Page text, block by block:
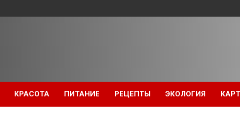
КРАСОТА ПИТАНИЕ РЕЦЕПТЫ ЭКОЛОГИЯ